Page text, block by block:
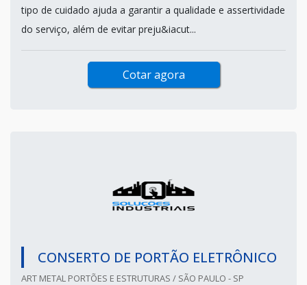
tipo de cuidado ajuda a garantir a qualidade e assertividade
do serviço, além de evitar preju&iacut...
Cotar agora
CONSERTO DE PORTÃO ELETRÔNICO
ART METAL PORTÕES E ESTRUTURAS / SÃO PAULO - SP